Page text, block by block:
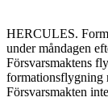
HERCULES.
under måndagen
Försvarsmaktens
formationsflygning
Försvarsmakten